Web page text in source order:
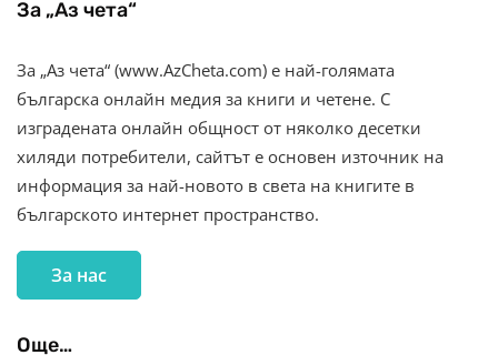
За „Аз чета“
За „Аз чета“ (www.AzCheta.com) е най-голямата
българска онлайн медия за книги и четене. С
изградената онлайн общност от няколко десетки
хиляди потребители, сайтът е основен източник на
информация за най-новото в света на книгите в
българското интернет пространство.
За нас
Още…